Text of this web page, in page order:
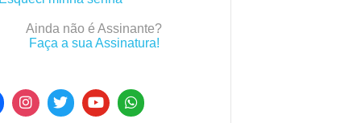
Ainda não é Assinante?
Faça a sua Assinatura!